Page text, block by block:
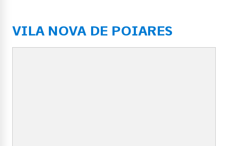
VILA NOVA DE POIARES